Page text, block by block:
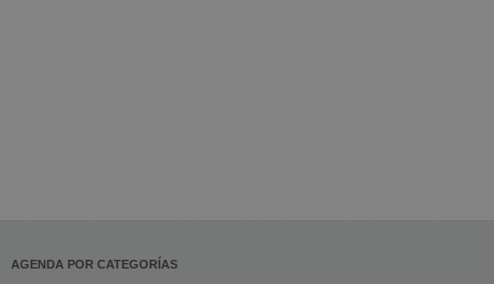
AGENDA POR CATEGORÍAS